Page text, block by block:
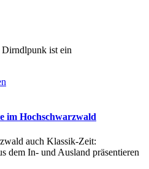
ist ein
im Hochschwarzwald
auch Klassik-Zeit:
dem In- und Ausland präsentieren